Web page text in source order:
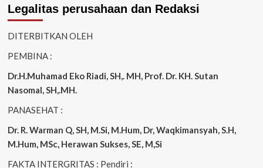
Legalitas perusahaan dan Redaksi
DITERBITKAN OLEH
PEMBINA :
Dr.H.Muhamad Eko Riadi, SH,. MH, Prof. Dr. KH. Sutan
Nasomal, SH,.MH.
PANASEHAT :
Dr. R. Warman Q, SH, M.Si, M.Hum, Dr, Waqkimansyah, S.H,
M.Hum, MSc, Herawan Sukses, SE, M,Si
FAKTA INTERGRITAS : Pendiri :